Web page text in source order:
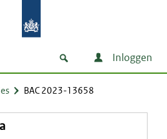
Inloggen
BAC 2023-13658